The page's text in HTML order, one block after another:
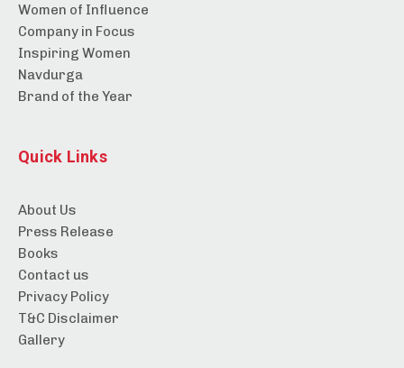
Women of Influence
Company in Focus
Inspiring Women
Navdurga
Brand of the Year
Quick Links
About Us
Press Release
Books
Contact us
Privacy Policy
T&C Disclaimer
Gallery